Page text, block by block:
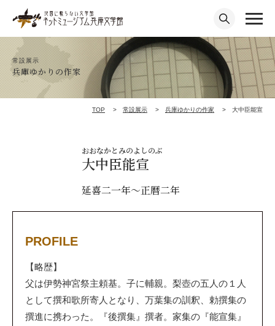
常設展示
兵庫ゆかりの作家
TOP 常設展示 兵庫ゆかりの作家 大中臣能宣
おおなかとみのよしのぶ
大中臣能宣
延喜二一年～正暦二年
PROFILE
【略歴】
父は伊勢神宮祭主頼基。子に輔親。梨壺の五人の１人
として撰和歌所寄人となり、万葉集の訓釈、勅撰集の
撰進に携わった。『後撰集』撰者。家集の『能宣集』